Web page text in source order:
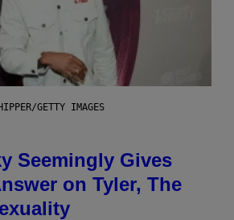
GETTY IMAGES
Seemingly Gives
on Tyler, The